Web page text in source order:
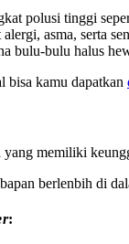
polusi tinggi
asma, serta
bulu-bulu halus
bisa kamu dapatkan
memiliki
berlenbih di
: